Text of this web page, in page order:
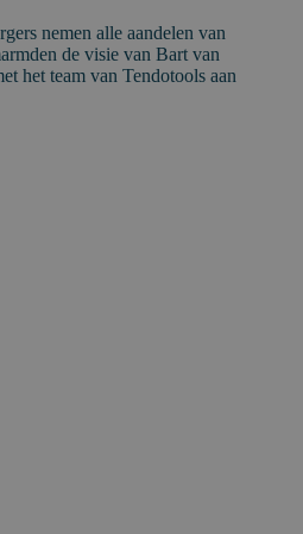
nemen alle aandelen van
de visie van Bart van
het team van Tendotools aan